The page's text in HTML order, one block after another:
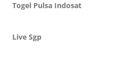
Togel Pulsa Indosat
Live Sgp